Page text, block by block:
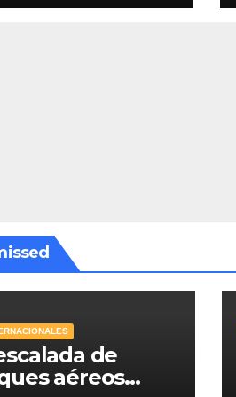
eleva la
de
aéreos